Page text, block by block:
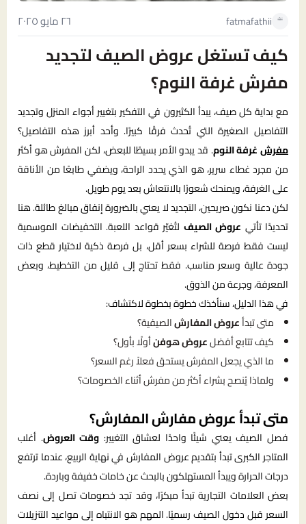
fatmafathii ٢٦ مايو ٢٠٢٥
كيف تستغل عروض الصيف لتجديد
مفرش غرفة النوم؟
مع بداية كل صيف، يبدأ الكثيرون في التفكير بتغيير أجواء المنزل وتجديد
التفاصيل الصغيرة التي تُحدث فرقًا كبيرًا. وأحد أبرز هذه التفاصيل؟
مفرشغرفة النوم. قد يبدو الأمر بسيطًا للبعض، لكن المفرش هو أكثر
من مجرد غطاء سرير، هو الذي يحدد الراحة، ويضفي طابعًا من الأناقة
على الغرفة، ويمنحك شعورًا بالانتعاش بعد يوم طويل.
لكن دعنا نكون صريحين، التجديد لا يعني بالضرورة إنفاق مبالغ طائلة. هنا
تحديدًا تأتي عروض الصيف لتُغيّر قواعد اللعبة. التخفيضات الموسمية
ليست فقط فرصة للشراء بسعر أقل، بل فرصة ذكية لاختيار قطع ذات
جودة عالية وسعر مناسب. فقط تحتاج إلى قليل من التخطيط، وبعض
المعرفة، وجرعة من الذوق.
في هذا الدليل، سنأخذك خطوة بخطوة لاكتشاف:
متى تبدأعروض المفارشالصيفية؟
كيف تتابع أفضلعروض هوفنأولًا بأول؟
ما الذي يجعل المفرش يستحق فعلاً رغم السعر؟
ولماذا يُنصح بشراء أكثر من مفرش أثناء الخصومات؟
متى تبدأ عروض مفارش المفارش؟
فصل الصيف يعني شيئًا واحدًا لعشاق التغيير: وقت العروض. أغلب
المتاجر الكبرى تبدأ بتقديم عروض المفارش في نهاية الربيع، عندما ترتفع
درجات الحرارة ويبدأ المستهلكون بالبحث عن خامات خفيفة وباردة.
بعض العلامات التجارية تبدأ مبكرًا، وقد تجد خصومات تصل إلى نصف
السعر قبل دخول الصيف رسميًا. المهم هو الانتباه إلى مواعيد التنزيلات